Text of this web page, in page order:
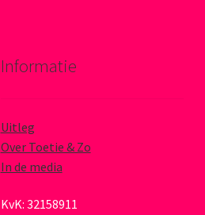
Informatie
Uitleg
Over Toetie & Zo
In de media
KvK: 32158911